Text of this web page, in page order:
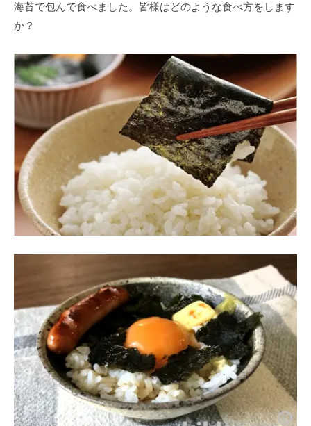
海苔で包んで食べました。皆様はどのような食べ方をします
か？